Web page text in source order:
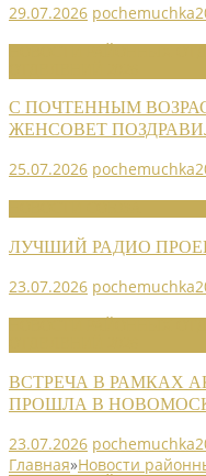
29.07.2026
С ПОЧТЕННЫМ
ЖЕНСОВЕТ
25.07.2026
ЛУЧШИЙ РАДИО
23.07.2026
ВСТРЕЧА В РАМКАХ
ПРОШЛА В
23.07.2026
Главная»Новости